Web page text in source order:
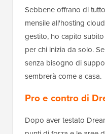
Sebbene offrano di
mensile all'hosting
gestito, ho capito
per chi inizia da solo.
senza bisogno di
sembrerà come a casa.
Pro e contro di
Dopo aver testato